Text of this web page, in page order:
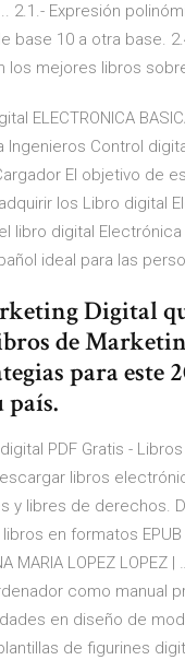
2.1.- Expresión
base 10 a otra base.
los mejores libros
ELECTRONICA
Ingenieros Control
El objetivo de
los Libro digital
libro digital
ideal para las
Digital
de
para este
país.
PDF Gratis -
libros
y libres de derechos.
en formatos
MARIA LOPEZ
como manual
en diseño de
de figurines